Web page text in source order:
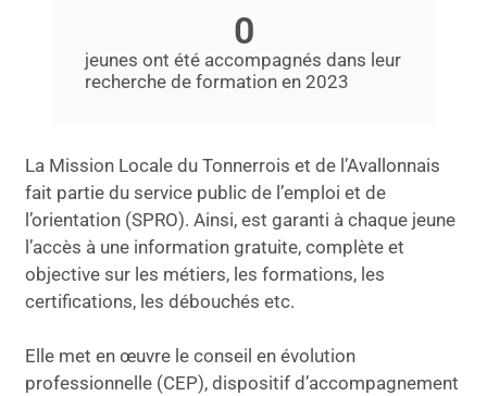
jeunes ont été accompagnés dans leur
recherche de formation en 2023
0
La Mission Locale du Tonnerrois et de l’Avallonnais
fait partie du service public de l’emploi et de
l’orientation (SPRO). Ainsi, est garanti à chaque jeune
l’accès à une information gratuite, complète et
objective sur les métiers, les formations, les
certifications, les débouchés etc.
Elle met en œuvre le conseil en évolution
professionnelle (CEP), dispositif d’accompagnement